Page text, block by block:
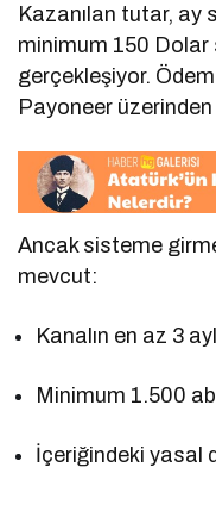
Kazanılan tutar, ay
minimum 150 Dolar
gerçekleşiyor.
Payoneer üzerinden
Ancak sisteme
mevcut:
Kanalın en az 3
Minimum 1.500
İçeriğindeki yasal